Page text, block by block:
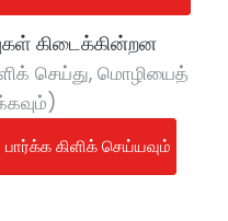
கிடைக்கின்றன
செய்து, மொழியைத்
கிளிக் செய்யவும்